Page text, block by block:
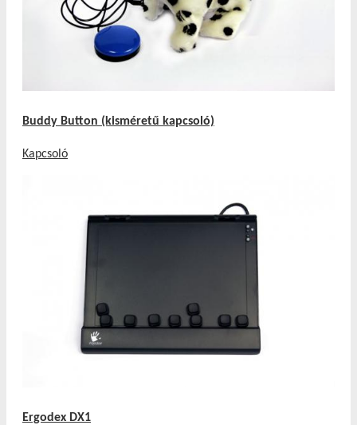
Buddy Button (kisméretű kapcsoló)
Kapcsoló
Ergodex DX1